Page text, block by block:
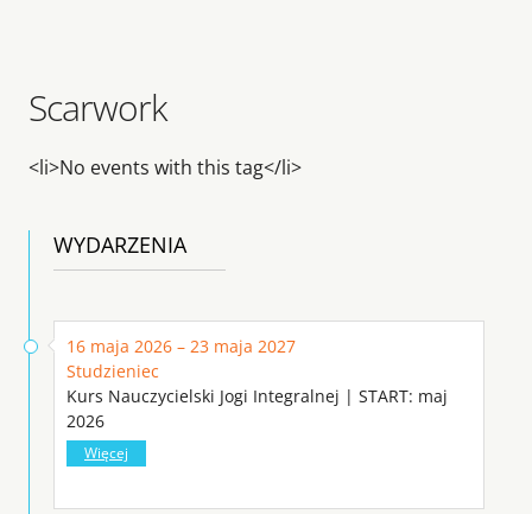
Scarwork
<li>No events with this tag</li>
WYDARZENIA
16 maja 2026 – 23 maja 2027
Studzieniec
Kurs Nauczycielski Jogi Integralnej | START: maj
2026
Więcej